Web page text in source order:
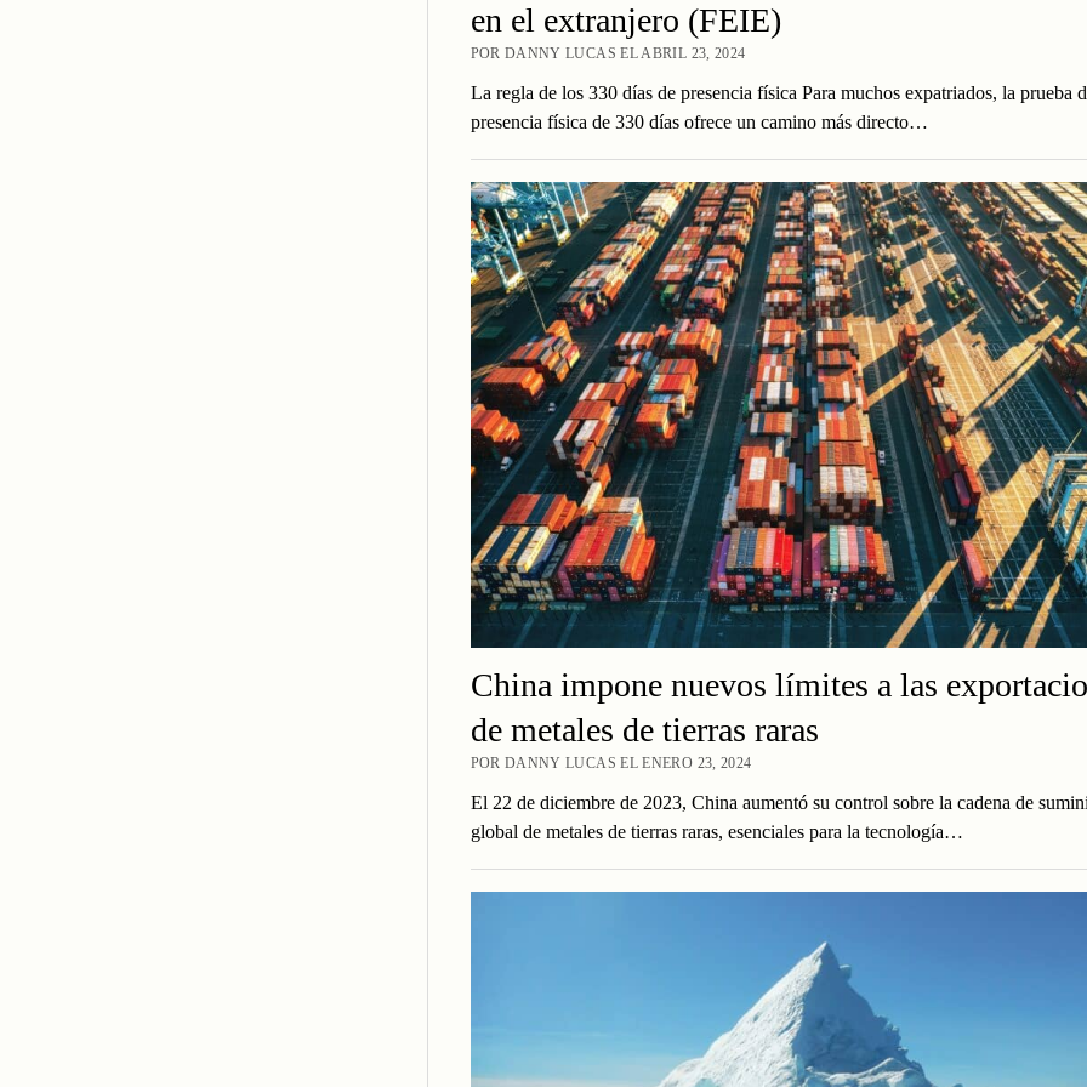
en el extranjero (FEIE)
POR DANNY LUCAS EL ABRIL 23, 2024
La regla de los 330 días de presencia física Para muchos expatriados, la prueba
presencia física de 330 días ofrece un camino más directo…
China impone nuevos límites a las
de metales de tierras raras
POR DANNY LUCAS EL ENERO 23, 2024
El 22 de diciembre de 2023, China aumentó su control sobre la cadena de
global de metales de tierras raras, esenciales para la tecnología…